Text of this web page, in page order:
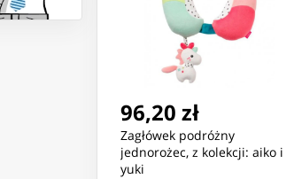
96,20 zł
Zagłówek podróżny
jednorożec, z kolekcji: aiko i
yuki